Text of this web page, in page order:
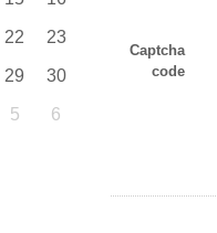
22 23
29 30
5 6
Captcha
code